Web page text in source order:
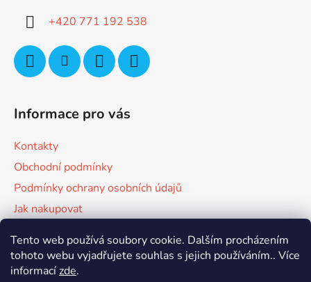
Tento web používá soubory cookie. Dalším procházením
tohoto webu vyjadřujete souhlas s jejich používáním.. Více
informacízde.
+420 771 192 538
Informace pro vás
Kontakty
Obchodní podmínky
Podmínky ochrany osobních údajů
Jak nakupovat
Facebook